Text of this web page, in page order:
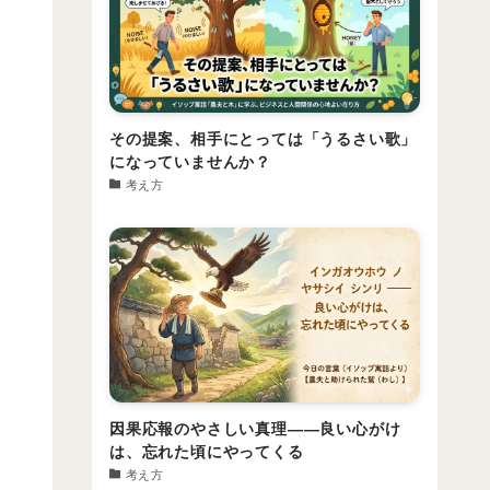
その提案、相手にとっては「うるさい歌」
になっていませんか？
考え方
因果応報のやさしい真理――良い心がけ
は、忘れた頃にやってくる
考え方